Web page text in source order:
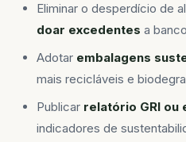
Eliminar o desperdício de
doar excedentes a
Adotar embalagens
mais recicláveis e
Publicar relatório GRI ou
indicadores de